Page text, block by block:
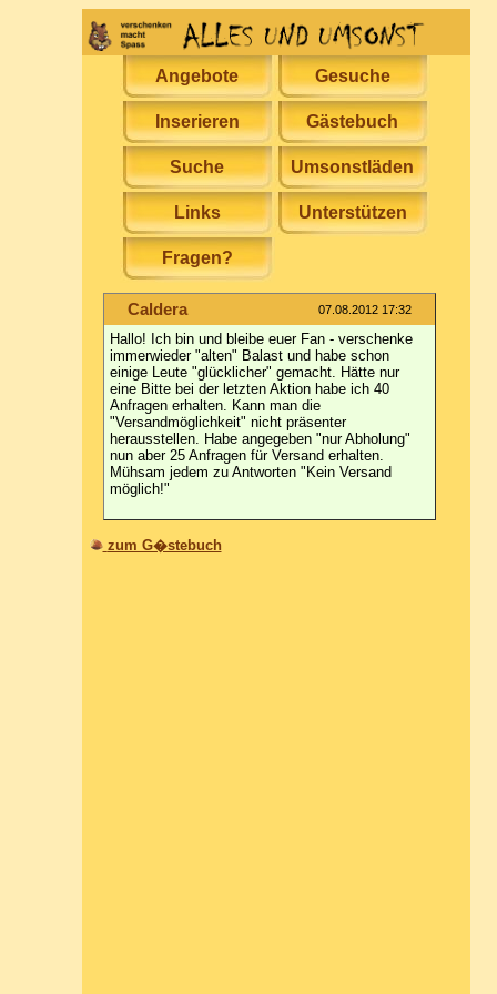
Angebote Gesuche
Inserieren Gästebuch
Suche Umsonstläden
Links Unterstützen
Fragen?
Caldera 07.08.2012 17:32
Hallo! Ich bin und bleibe euer Fan - verschenke
immerwieder "alten" Balast und habe schon
einige Leute "glücklicher" gemacht. Hätte nur
eine Bitte bei der letzten Aktion habe ich 40
Anfragen erhalten. Kann man die
"Versandmöglichkeit" nicht präsenter
herausstellen. Habe angegeben "nur Abholung"
nun aber 25 Anfragen für Versand erhalten.
Mühsam jedem zu Antworten "Kein Versand
möglich!"
zum G�stebuch